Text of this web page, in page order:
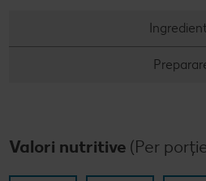
Revista Kaufland - Acum și pe
Valori nutritive (Per